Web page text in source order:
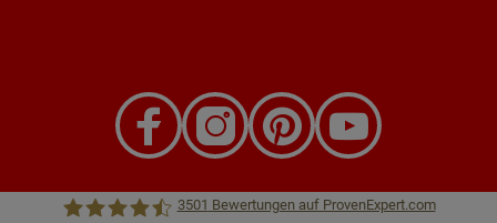
3501 Bewertungen auf ProvenExpert.com